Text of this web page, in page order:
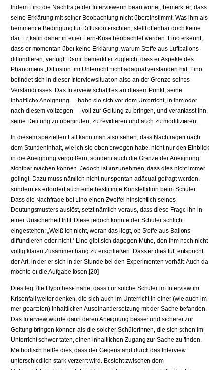
Indem Lino die Nachfrage der Interviewerin beantwortet, bemerkt er, dass
seine Erklärung mit seiner Beobachtung nicht übereinstimmt. Was ihm als
hemmende Bedingung für Diffusion erschien, stellt offenbar doch keine
dar. Er kann daher in einer Lern-Krise beobachtet werden: Lino erkennt,
dass er momentan über keine Erklärung, warum Stoffe aus Luftballons
diffundieren, verfügt. Damit bemerkt er zugleich, dass er Aspekte des
Phänomens „Diffu­sion“ im Unterricht nicht adäquat verstanden hat. Lino
befindet sich in dieser Interviewsituation also an der Grenze seines
Verständnisses. Das Interview schafft es an diesem Punkt, seine
inhaltliche Aneignung — habe sie sich vor dem Unterricht, in ihm oder
nach diesem vollzogen — voll zur Geltung zu bringen, und veranlasst ihn,
seine Deutung zu überprüfen, zu revidieren und auch zu modifizieren.
In diesem speziellen Fall kann man also sehen, dass Nachfragen nach
dem Stundeninhalt, wie ich sie oben erwogen habe, nicht nur den Einblick
in die Aneignung vergrößern, sondern auch die Grenze der Aneignung
sichtbar machen können. Jedoch ist anzunehmen, dass dies nicht immer
gelingt. Dazu muss nämlich nicht nur spontan adäquat gefragt werden,
sondern es erfordert auch eine bestimmte Konstellation beim Schüler.
Dass die Nachfrage bei Li­no einen Zweifel hinsichtlich seines
Deutungsmusters auslöst, setzt nämlich voraus, dass diese Frage ihn in
einer Unsicherheit trifft. Diese jedoch könnte der Schüler schlicht
eingestehen: „Weiß ich nicht, woran das liegt, ob Stoffe aus Ballons
diffundieren oder nicht.“ Lino gibt sich dagegen Mühe, den ihm noch nicht
völlig klaren Zusammenhang zu erschließen. Dass er dies tut, ent­spricht
der Art, in der er sich in der Stunde bei den Experimenten verhält: Auch da
möchte er die Aufgabe lösen.[20]
Dies legt die Hypothese nahe, dass nur solche Schüler im Interview im
Krisenfall weiter denken, die sich auch im Unterricht in einer (wie auch im­
mer gearteten) inhaltlichen Auseinandersetzung mit der Sache befanden.
Das Interview würde dann deren Aneignung besser und sicherer zur
Geltung bringen können als die solcher Schülerinnen, die sich schon im
Unterricht schwer taten, einen inhaltlichen Zugang zur Sache zu finden.
Methodisch heiße dies, dass der Gegenstand durch das Interview
unterschiedlich stark verzerrt wird. Besteht zwischen dem